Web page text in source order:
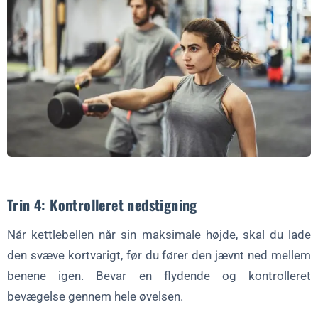
Trin 4: Kontrolleret nedstigning
Når kettlebellen når sin maksimale højde, skal du lade
den svæve kortvarigt, før du fører den jævnt ned mellem
benene igen. Bevar en flydende og kontrolleret
bevægelse gennem hele øvelsen.